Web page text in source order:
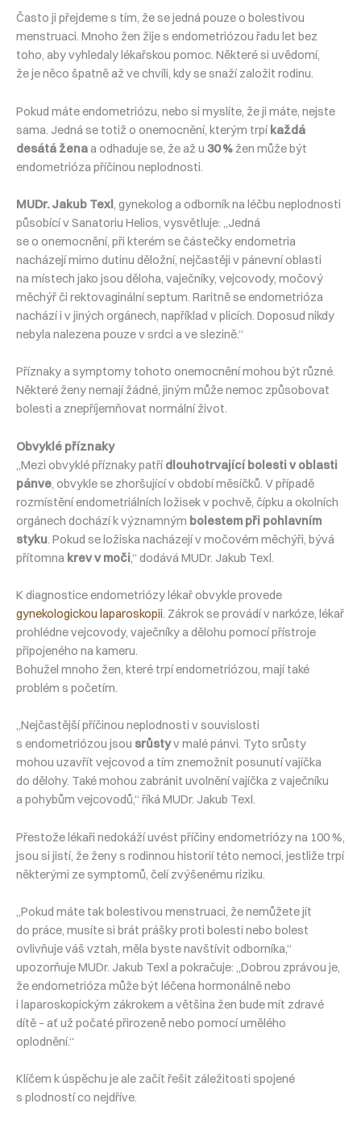
Často ji přejdeme s tím, že se jedná pouze o bolestivou
menstruaci. Mnoho žen žije s endometriózou řadu let bez
toho, aby vyhledaly lékařskou pomoc. Některé si uvědomí,
že je něco špatně až ve chvíli, kdy se snaží založit rodinu.
Pokud máte endometriózu, nebo si myslíte, že ji máte, nejste
sama. Jedná se totiž o onemocnění, kterým trpíkaždá
desátá ženaa odhaduje se, že až u 30 % žen může být
endometrióza příčinou neplodnosti.
MUDr. Jakub Texl, gynekolog a odborník na léčbu neplodnosti
působící v Sanatoriu Helios, vysvětluje: „Jedná
se o onemocnění, při kterém se částečky endometria
nacházejí mimo dutinu děložní, nejčastěji v pánevní oblasti
na místech jako jsou děloha, vaječníky, vejcovody, močový
měchýř či rektovaginální septum. Raritně se endometrióza
nachází i v jiných orgánech, například v plicích. Doposud nikdy
nebyla nalezena pouze v srdci a ve slezině.“
Příznaky a symptomy tohoto onemocnění mohou být různé.
Některé ženy nemají žádné, jiným může nemoc způsobovat
bolesti a znepříjemňovat normální život.
Obvyklé příznaky
„Mezi obvyklé příznaky patřídlouhotrvající bolesti v oblasti
pánve, obvykle se zhoršující v období měsíčků. V případě
rozmístění endometriálních ložisek v pochvě, čípku a okolních
orgánech dochází k významným bolestem při pohlavním
styku. Pokud se ložiska nacházejí v močovém měchýři, bývá
přítomna krev v moči,“ dodává MUDr. Jakub Texl.
K diagnostice endometriózy lékař obvykle provede
gynekologickou laparoskopii. Zákrok se provádí v narkóze, lékař
prohlédne vejcovody, vaječníky a dělohu pomocí přístroje
připojeného na kameru.
Bohužel mnoho žen, které trpí endometriózou, mají také
problém s početím.
„Nejčastější příčinou neplodnosti v souvislosti
s endometriózou jsou srůstyv malé pánvi. Tyto srůsty
mohou uzavřít vejcovod a tím znemožnit posunutí vajíčka
do dělohy. Také mohou zabránit uvolnění vajíčka z vaječníku
a pohybům vejcovodů,“ říká MUDr. Jakub Texl.
Přestože lékaři nedokáží uvést příčiny endometriózy na 100 %,
jsou si jistí, že ženy s rodinnou historií této nemoci, jestliže trpí
některými ze symptomů, čelí zvýšenému riziku.
„Pokud máte tak bolestivou menstruaci, že nemůžete jít
do práce, musíte si brát prášky proti bolesti nebo bolest
ovlivňuje váš vztah, měla byste navštívit odborníka,“
upozorňuje MUDr. Jakub Texl a pokračuje: „Dobrou zprávou je,
že endometrióza může být léčena hormonálně nebo
i laparoskopickým zákrokem a většina žen bude mít zdravé
dítě – ať už počaté přirozeně nebo pomocí umělého
oplodnění.“
Klíčem k úspěchu je ale začít řešit záležitosti spojené
s plodností co nejdříve.